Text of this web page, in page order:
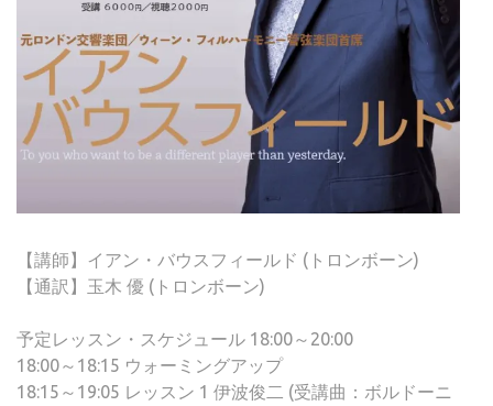
【講師】イアン・バウスフィールド (トロンボーン)
【通訳】玉木 優 (トロンボーン)
予定レッスン・スケジュール 18:00～20:00
18:00～18:15 ウォーミングアップ
18:15～19:05 レッスン 1 伊波俊二 (受講曲：ボルドーニ